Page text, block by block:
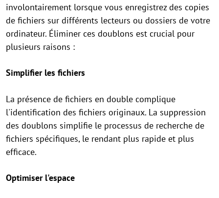
involontairement lorsque vous enregistrez des copies
de fichiers sur différents lecteurs ou dossiers de votre
ordinateur. Éliminer ces doublons est crucial pour
plusieurs raisons :
Simplifier les fichiers
La présence de fichiers en double complique
l'identification des fichiers originaux. La suppression
des doublons simplifie le processus de recherche de
fichiers spécifiques, le rendant plus rapide et plus
efficace.
Optimiser l'espace